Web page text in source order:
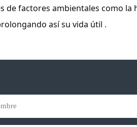
de factores ambientales como
así su vida útil .